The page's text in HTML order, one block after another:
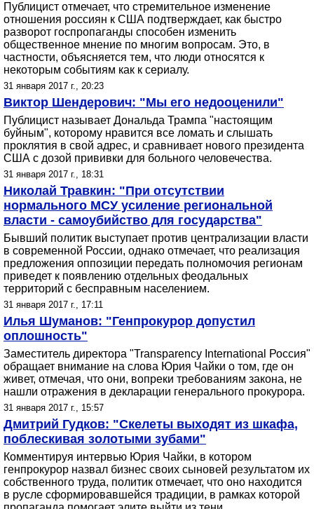
Публицист отмечает, что стремительное изменение
отношения россиян к США подтверждает, как быстро
разворот госпропаганды способен изменить
общественное мнение по многим вопросам. Это, в
частности, объясняется тем, что люди относятся к
некоторым событиям как к сериалу.
31 января 2017 г., 20:23
Виктор Шендерович: "Мы его недооценили"
Публицист называет Дональда Трампа "настоящим
буйным", которому нравится все ломать и слышать
проклятия в свой адрес, и сравнивает нового президента
США с дозой прививки для больного человечества.
31 января 2017 г., 18:31
Николай Травкин: "При отсутствии
нормального МСУ усиление региональной
власти - самоубийство для государства"
Бывший политик выступает против централизации власти
в современной России, однако отмечает, что реализация
предложения оппозиции передать полномочия регионам
приведет к появлению отдельных феодальных
территорий с бесправным населением.
31 января 2017 г., 17:11
Илья Шуманов: "Генпрокурор допустил
оплошность"
Заместитель директора "Transparency International Россия"
обращает внимание на слова Юрия Чайки о том, где он
живет, отмечая, что они, вопреки требованиям закона, не
нашли отражения в декларации генерального прокурора.
31 января 2017 г., 15:57
Дмитрий Гудков: "Скелеты выходят из шкафа,
поблескивая золотыми зубами"
Комментируя интервью Юрия Чайки, в котором
генпрокурор назвал бизнес своих сыновей результатом их
собственного труда, политик отмечает, что оно находится
в русле сформировавшейся традиции, в рамках которой